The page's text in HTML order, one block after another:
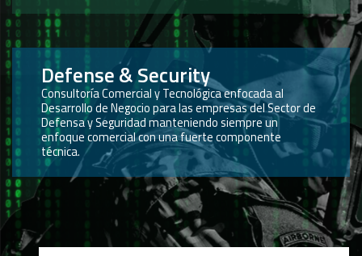
Defense & Security
Consultoría Comercial y Tecnológica enfocada al
Desarrollo de Negocio para las empresas del Sector de
Defensa y Seguridad manteniendo siempre un
enfoque comercial con una fuerte componente
técnica.